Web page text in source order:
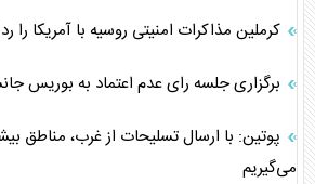
کرملین مذاکرات امنیتی روسیه با آمریکا را
برگزاری جلسه رای عدم اعتماد به بوریس
پوتین: با ارسال تسلیحات از غرب، مناطق
می‌گیریم